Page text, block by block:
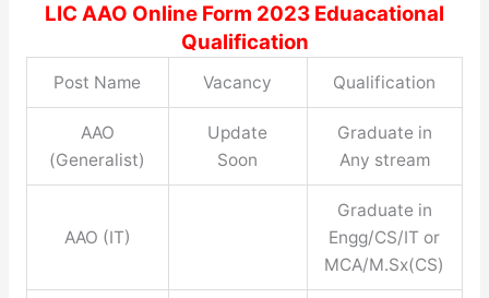
LIC AAO Online Form 2023 Eduacational
Qualification
Post Name Vacancy Qualification
AAO
(Generalist)
Update
Soon
Graduate in
Any stream
AAO (IT)
Graduate in
Engg/CS/IT or
MCA/M.Sx(CS)